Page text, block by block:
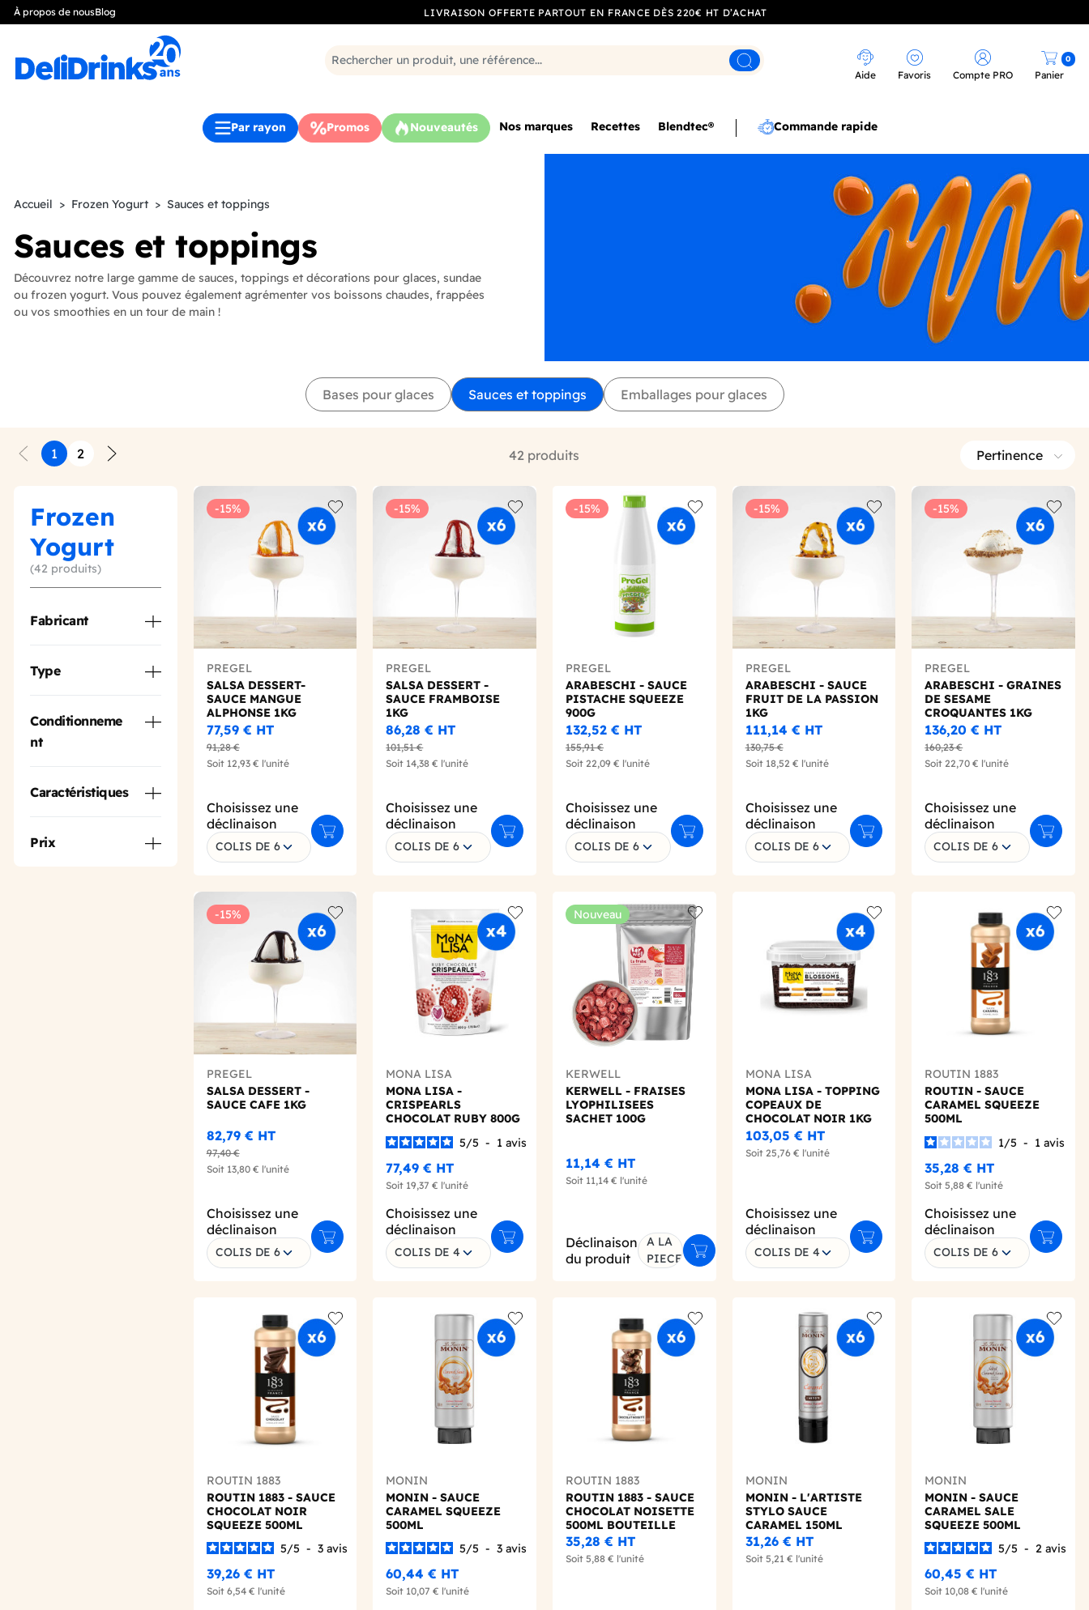
À propos de nousBlog LIVRAISON OFFERTE PARTOUT EN FRANCE DÈS 220€ HT D’ACHAT
Rechercher
Aide Favoris Compte PRO Panier
0
Par rayon Promos Nouveautés Nos marques Recettes Blendtec® Commande rapide
Accueil Frozen Yogurt Sauces et toppings
Sauces et toppings
Découvrez notre large gamme de sauces, toppings et décorations pour glaces, sundae
ou frozen yogurt. Vous pouvez également agrémenter vos boissons chaudes, frappées
ou vos smoothies en un tour de main !
Bases pour glaces Sauces et toppings Emballages pour glaces
Précédent
1
2
42 produits Pertinence
Frozen
Yogurt
(42 produits)
Fabricant
Type
Conditionneme
nt
Caractéristiques
Prix
-15%
Add to wishlist
PREGEL
SALSA DESSERT-
SAUCE MANGUE
ALPHONSE 1KG
77,59 € HT
91,28 €
Soit 12,93 € l'unité
Choisissez une
déclinaison
COLIS DE 6
Ajouter au panier
-15%
Add to wishlist
PREGEL
SALSA DESSERT -
SAUCE FRAMBOISE
1KG
86,28 € HT
101,51 €
Soit 14,38 € l'unité
Choisissez une
déclinaison
COLIS DE 6
Ajouter au panier
-15%
Add to wishlist
PREGEL
ARABESCHI - SAUCE
PISTACHE SQUEEZE
900G
132,52 € HT
155,91 €
Soit 22,09 € l'unité
Choisissez une
déclinaison
COLIS DE 6
Ajouter au panier
-15%
Add to wishlist
PREGEL
ARABESCHI - SAUCE
FRUIT DE LA PASSION
1KG
111,14 € HT
130,75 €
Soit 18,52 € l'unité
Choisissez une
déclinaison
COLIS DE 6
Ajouter au panier
-15%
Add
PREGEL
ARABESCHI - GRAINES
DE SESAME
CROQUANTES 1KG
136,20 € HT
160,23 €
Soit22,70 € l'unité
Choisissez une
déclinaison
COLIS DE 6
Ajouter
-15%
Add to wishlist
PREGEL
SALSA DESSERT -
SAUCE CAFE 1KG
82,79 € HT
97,40 €
Soit 13,80 € l'unité
Choisissez une
déclinaison
COLIS DE 6
Ajouter au panier
Add to wishlist
MONA LISA
MONA LISA -
CRISPEARLS
CHOCOLAT RUBY 800G
5/5 - 1avis
77,49 € HT
Soit 19,37 € l'unité
Choisissez une
déclinaison
COLIS DE 4
Ajouter au panier
Nouveau
Add to wishlist
KERWELL
KERWELL - FRAISES
LYOPHILISEES
SACHET 100G
11,14 € HT
Soit 11,14 € l'unité
Déclinaison
du produit
A LA
PIECE
Ajouter au panier
Add to wishlist
MONA LISA
MONA LISA - TOPPING
COPEAUX DE
CHOCOLAT NOIR 1KG
103,05 € HT
Soit 25,76 € l'unité
Choisissez une
déclinaison
COLIS DE 4
Ajouter au panier
Add
ROUTIN 1883
ROUTIN - SAUCE
CARAMEL SQUEEZE
500ML
1/5 - 1avis
35,28 € HT
Soit5,88 € l'unité
Choisissez une
déclinaison
COLIS DE 6
Ajouter
Add to wishlist
ROUTIN 1883
ROUTIN 1883 - SAUCE
CHOCOLAT NOIR
SQUEEZE 500ML
5/5 - 3 avis
39,26 € HT
Soit 6,54 € l'unité
Add to wishlist
MONIN
MONIN - SAUCE
CARAMEL SQUEEZE
500ML
5/5 - 3avis
60,44 € HT
Soit 10,07 € l'unité
Add to wishlist
ROUTIN 1883
ROUTIN 1883 - SAUCE
CHOCOLAT NOISETTE
500ML BOUTEILLE
SQUEEZE
35,28 € HT
Soit 5,88 € l'unité
Add to wishlist
MONIN
MONIN - L'ARTISTE
STYLO SAUCE
CARAMEL 150ML
31,26 € HT
Soit 5,21 € l'unité
Add
MONIN
MONIN - SAUCE
CARAMEL SALE
SQUEEZE 500ML
5/5 - 2avis
60,45 € HT
Soit 10,08 € l'unité